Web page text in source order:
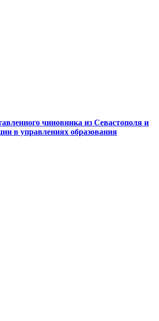
чиновника из Севастополя и
в управлениях образования